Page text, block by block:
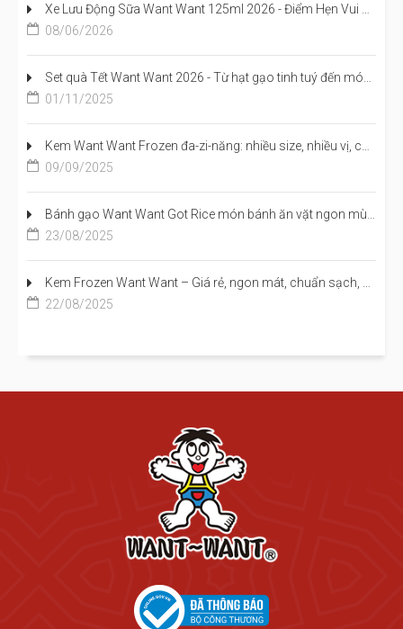
Xe Lưu Động Sữa Want Want 125ml 2026 - Điểm Hẹn Vui Khỏe Cho Mẹ Và Bé
08/06/2026
Set quà Tết Want Want 2026 - Từ hạt gạo tinh tuý đến món quà sang trọng, trọn vị đoàn viên
01/11/2025
Kem Want Want Frozen đa-zi-năng: nhiều size, nhiều vị, cả nhà cùng mê
09/09/2025
Bánh gạo Want Want Got Rice món bánh ăn vặt ngon mùa Vu Lan Rằm Tháng Bảy
23/08/2025
Kem Frozen Want Want – Giá rẻ, ngon mát, chuẩn sạch, cho trẻ em đến người lớn đều mê
22/08/2025